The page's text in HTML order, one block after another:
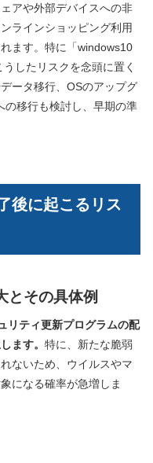
アや外部デバイスへの非
ラインショッピング利用
ます。特に「windows10
したリスクを念頭に置く
ータ移行、OSのアップグ
の移行も検討し、早期の準
後に起こるリス
とその具体例
リティ更新プログラムの配
ます。 特に、新たな脆弱
ないため、ウイルスやマ
になる確率が急増しま